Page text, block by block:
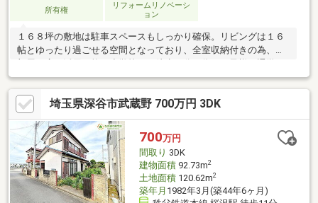
所有権
リフォームリノベーシ
ョン
１６８坪の敷地は駐車スペースもしっかり確保。リビングは１６
帖とゆったり過ごせる空間となっており、全室収納付きの為、お
安心です。周辺にはスーパー、コンビニ、ドラッグストアが充実
しており日々のお買物もラクにこなせます♪
埼玉県深谷市武蔵野 700万円 3DK
700万円
間取り 3DK
建物面積92.73m2
土地面積120.62m2
築年月 1982年3月(築44年6ヶ月)